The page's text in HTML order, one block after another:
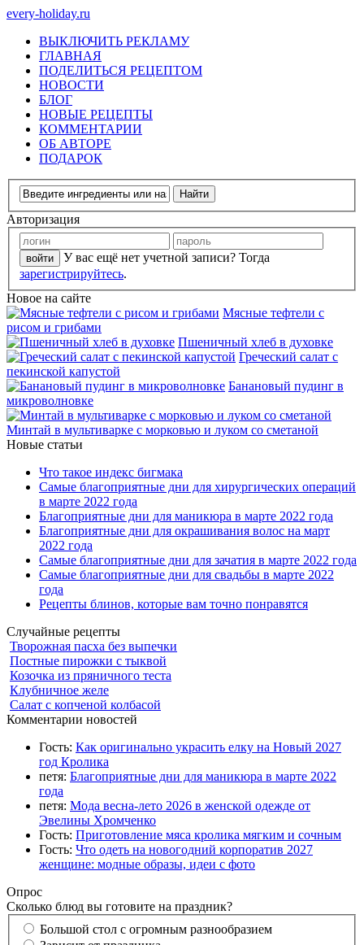
every-holiday.ru
ВЫКЛЮЧИТЬ РЕКЛАМУ
ГЛАВНАЯ
ПОДЕЛИТЬСЯ РЕЦЕПТОМ
НОВОСТИ
БЛОГ
НОВЫЕ РЕЦЕПТЫ
КОММЕНТАРИИ
ОБ АВТОРЕ
ПОДАРОК
Авторизация
У вас ещё нет учетной записи? Тогда
зарегистрируйтесь.
Новое на сайте
Мясные тефтели с
рисом и грибами
Пшеничный хлеб в духовке
Греческий салат с
пекинской капустой
Банановый пудинг в
микроволновке
Минтай в мультиварке с морковью и луком со сметаной
Новые статьи
Что такое индекс бигмака
Самые благоприятные дни для хирургических операций
в марте 2022 года
Благоприятные дни для маникюра в марте 2022 года
Благоприятные дни для окрашивания волос на март
2022 года
Самые благоприятные дни для зачатия в марте 2022 года
Самые благоприятные дни для свадьбы в марте 2022
года
Рецепты блинов, которые вам точно понравятся
Случайные рецепты
Творожная пасха без выпечки
Постные пирожки с тыквой
Козочка из пряничного теста
Клубничное желе
Салат с копченой колбасой
Комментарии новостей
Гость: Как оригинально украсить елку на Новый 2027
год Кролика
петя: Благоприятные дни для маникюра в марте 2022
года
петя: Мода весна-лето 2026 в женской одежде от
Эвелины Хромченко
Гость: Приготовление мяса кролика мягким и сочным
Гость: Что одеть на новогодний корпоратив 2027
женщине: модные образы, идеи с фото
Опрос
Сколько блюд вы готовите на праздник?
Большой стол с огромным разнообразием